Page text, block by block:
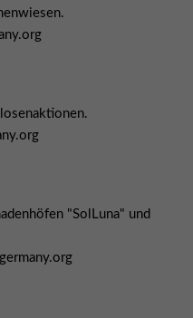
"SolLuna" und